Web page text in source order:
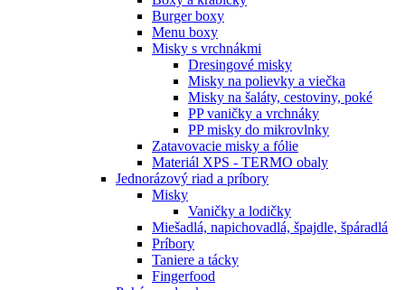
Burger boxy
Menu boxy
Misky s vrchnákmi
Dresingové misky
Misky na polievky a viečka
Misky na šaláty, cestoviny, poké
PP vaničky a vrchnáky
PP misky do mikrovlnky
Zatavovacie misky a fólie
Materiál XPS - TERMO obaly
Jednorázový riad a príbory
Misky
Vaničky a lodičky
Miešadlá, napichovadlá, špajdle, špáradlá
Príbory
Taniere a tácky
Fingerfood